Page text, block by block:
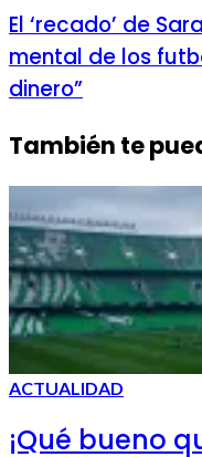
El ‘recado’ de
mental de los
dinero”
También te
ACTUALIDAD
¡Qué bueno